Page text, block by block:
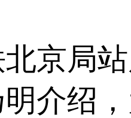
局站
介绍